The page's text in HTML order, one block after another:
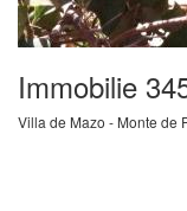
Immobilie
Villa de Mazo - Monte de